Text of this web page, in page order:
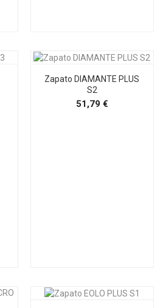
Zapato DIAMANTE PLUS
S2
51,79 €Precio